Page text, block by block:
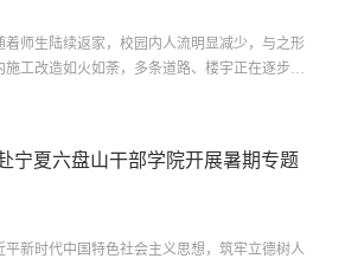
着师生陆续返家，校园内人流明显减少，与之形
施工改造如火如荼，多条道路、楼宇正在逐步焕
在开学前必须竣工。因此，留给学校的施工周
分管校领导柴渭副校长的指导下，建立了处级
机制。包抓干...
宁夏六盘山干部学院开展暑期专题
平新时代中国特色社会主义思想，筑牢立德树人